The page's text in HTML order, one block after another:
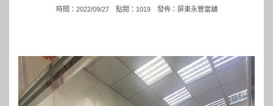
時間：2022/09/27 點閱：1019 發佈： 屏東永豐當舖